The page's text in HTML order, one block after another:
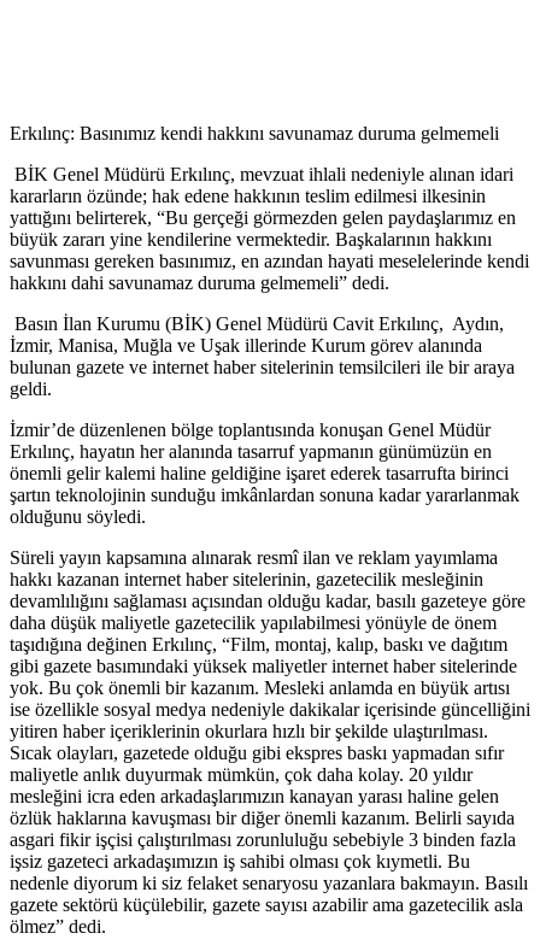
Erkılınç: Basınımız kendi hakkını savunamaz duruma gelmemeli
BİK Genel Müdürü Erkılınç, mevzuat ihlali nedeniyle alınan idari
kararların özünde; hak edene hakkının teslim edilmesi ilkesinin
yattığını belirterek, “Bu gerçeği görmezden gelen paydaşlarımız en
büyük zararı yine kendilerine vermektedir. Başkalarının hakkını
savunması gereken basınımız, en azından hayati meselelerinde kendi
hakkını dahi savunamaz duruma gelmemeli” dedi.
Basın İlan Kurumu (BİK) Genel Müdürü Cavit Erkılınç, Aydın,
İzmir, Manisa, Muğla ve Uşak illerinde Kurum görev alanında
bulunan gazete ve internet haber sitelerinin temsilcileri ile bir araya
geldi.
İzmir’de düzenlenen bölge toplantısında konuşan Genel Müdür
Erkılınç, hayatın her alanında tasarruf yapmanın günümüzün en
önemli gelir kalemi haline geldiğine işaret ederek tasarrufta birinci
şartın teknolojinin sunduğu imkânlardan sonuna kadar yararlanmak
olduğunu söyledi.
Süreli yayın kapsamına alınarak resmî ilan ve reklam yayımlama
hakkı kazanan internet haber sitelerinin, gazetecilik mesleğinin
devamlılığını sağlaması açısından olduğu kadar, basılı gazeteye göre
daha düşük maliyetle gazetecilik yapılabilmesi yönüyle de önem
taşıdığına değinen Erkılınç, “Film, montaj, kalıp, baskı ve dağıtım
gibi gazete basımındaki yüksek maliyetler internet haber sitelerinde
yok. Bu çok önemli bir kazanım. Mesleki anlamda en büyük artısı
ise özellikle sosyal medya nedeniyle dakikalar içerisinde güncelliğini
yitiren haber içeriklerinin okurlara hızlı bir şekilde ulaştırılması.
Sıcak olayları, gazetede olduğu gibi ekspres baskı yapmadan sıfır
maliyetle anlık duyurmak mümkün, çok daha kolay. 20 yıldır
mesleğini icra eden arkadaşlarımızın kanayan yarası haline gelen
özlük haklarına kavuşması bir diğer önemli kazanım. Belirli sayıda
asgari fikir işçisi çalıştırılması zorunluluğu sebebiyle 3 binden fazla
işsiz gazeteci arkadaşımızın iş sahibi olması çok kıymetli. Bu
nedenle diyorum ki siz felaket senaryosu yazanlara bakmayın. Basılı
gazete sektörü küçülebilir, gazete sayısı azabilir ama gazetecilik asla
ölmez” dedi.